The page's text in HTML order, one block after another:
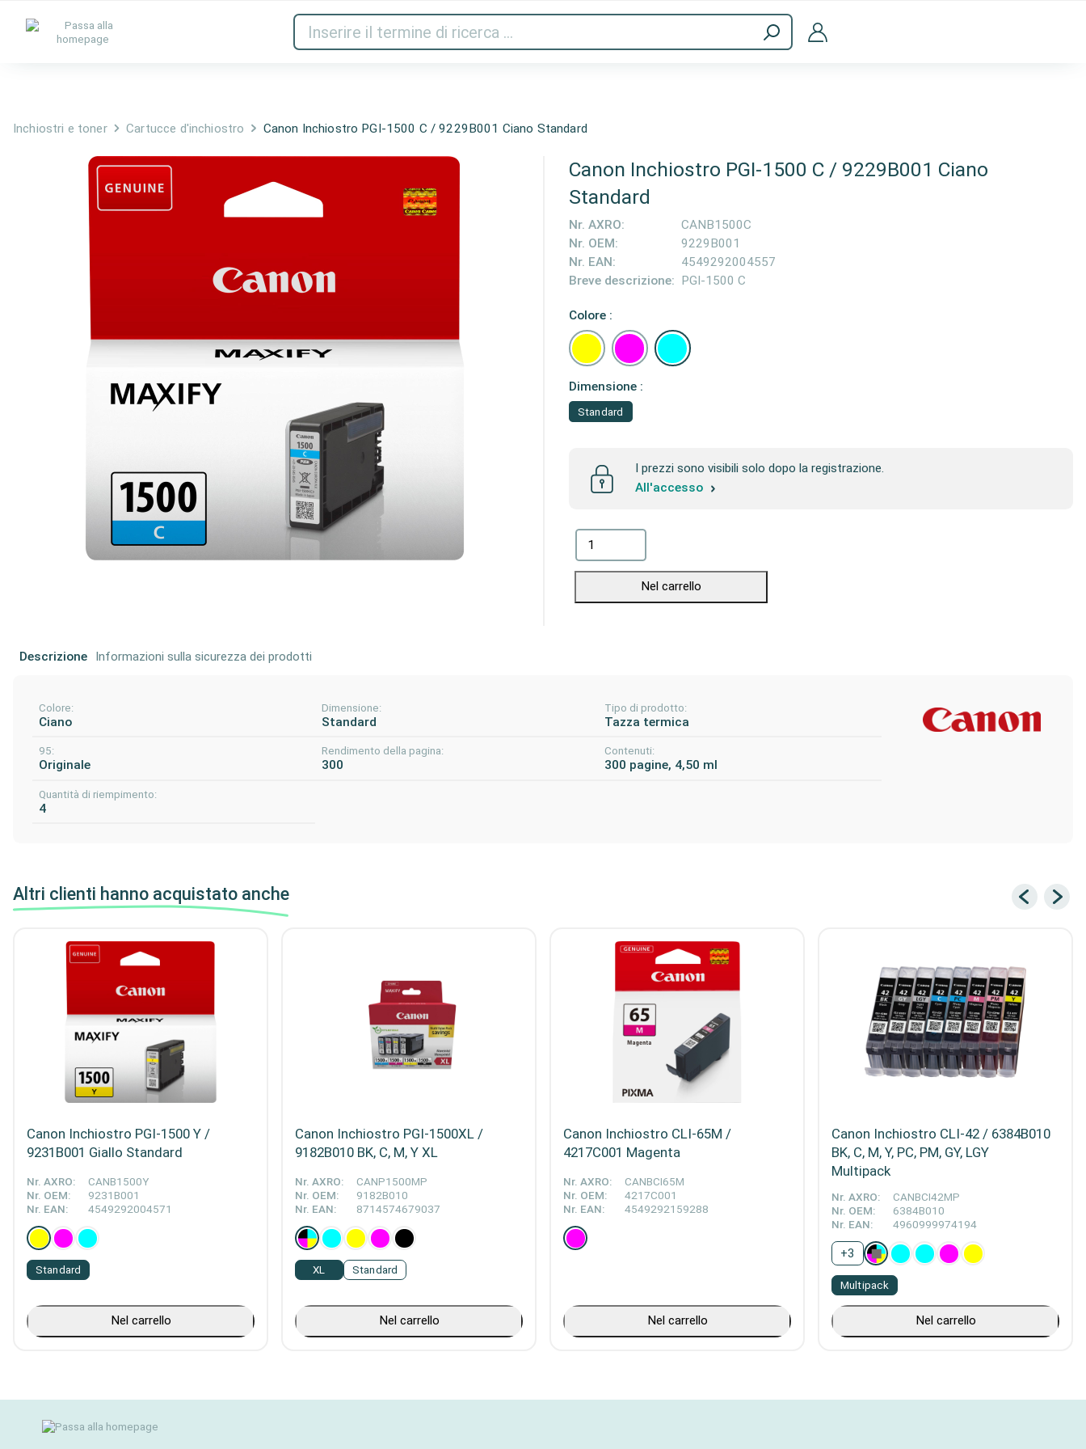
Inchiostri e toner Rete Audio e video Stampanti e scanner Accessori per computer
Inchiostri e toner Cartucce d'inchiostro Canon Inchiostro PGI-1500 C / 9229B001 Ciano Standard
Canon Inchiostro PGI-1500 C / 9229B001 Ciano
Standard
Nr. AXRO:
CANB1500C
Nr. OEM:
9229B001
Nr. EAN:
4549292004557
Breve descrizione:
PGI-1500 C
Colore :
Dimensione :
Standard
I prezzi sono visibili solo dopo la registrazione.
All'accesso
Nel carrello
Descrizione Informazioni sulla sicurezza dei prodotti
Colore:
Ciano
Dimensione:
Standard
Tipo di prodotto:
Tazza termica
95:
Originale
Rendimento della pagina:
300
Contenuti:
300 pagine, 4,50 ml
Quantità di riempimento:
4
Altri clienti hanno acquistato anche
Canon Inchiostro PGI-1500 Y /
9231B001 Giallo Standard
Nr. AXRO:
CANB1500Y
Nr. OEM:
9231B001
Nr. EAN:
4549292004571
Standard
Nel carrello
Canon Inchiostro PGI-1500XL /
9182B010 BK, C, M, Y XL
Nr. AXRO:
CANP1500MP
Nr. OEM:
9182B010
Nr. EAN:
8714574679037
Standard
XL
Nel carrello
Canon Inchiostro CLI-65M /
4217C001 Magenta
Nr. AXRO:
CANBCI65M
Nr. OEM:
4217C001
Nr. EAN:
4549292159288
Nel carrello
Canon Inchiostro CLI-42 / 6384B010
BK, C, M, Y, PC, PM, GY, LGY
Multipack
Nr. AXRO:
CANBCI42MP
Nr. OEM:
6384B010
Nr. EAN:
4960999974194
+3
Multipack
Nel carrello